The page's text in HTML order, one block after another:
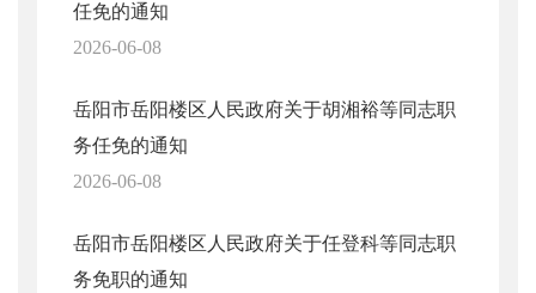
任免的通知
2026-06-08
岳阳市岳阳楼区人民政府关于胡湘裕等同志职
务任免的通知
2026-06-08
岳阳市岳阳楼区人民政府关于任登科等同志职
务免职的通知